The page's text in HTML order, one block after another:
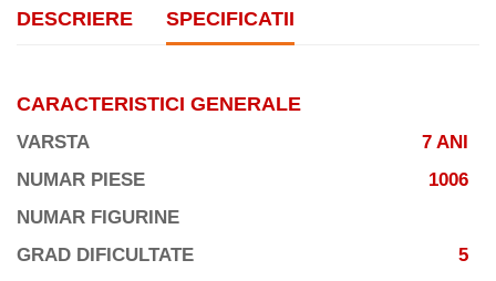
DESCRIERE SPECIFICATII
CARACTERISTICI GENERALE
VARSTA
7 ANI
NUMAR PIESE
1006
NUMAR FIGURINE
GRAD DIFICULTATE
5